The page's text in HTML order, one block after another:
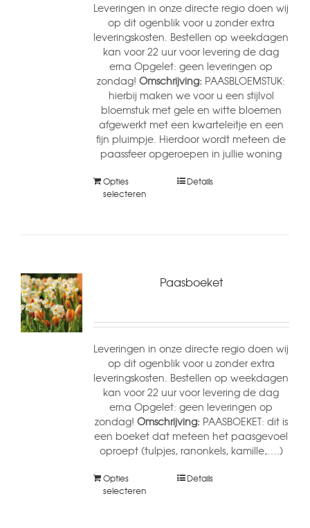
Leveringen in onze directe regio doen wij
op dit ogenblik voor u zonder extra
leveringskosten. Bestellen op weekdagen
kan voor 22 uur voor levering de dag
erna Opgelet: geen leveringen op
zondag!Omschrijving: PAASBLOEMSTUK:
hierbij maken we voor u een stijlvol
bloemstuk met gele en witte bloemen
afgewerkt met een kwarteleitje en een
fijn pluimpje. Hierdoor wordt meteen de
paassfeer opgeroepen in jullie woning
Opties
selecteren
Details
Paasboeket
Leveringen in onze directe regio doen wij
op dit ogenblik voor u zonder extra
leveringskosten. Bestellen op weekdagen
kan voor 22 uur voor levering de dag
erna Opgelet: geen leveringen op
zondag! Omschrijving: PAASBOEKET: dit is
een boeket dat meteen het paasgevoel
oproept (tulpjes, ranonkels, kamille,….)
Opties
selecteren
Details